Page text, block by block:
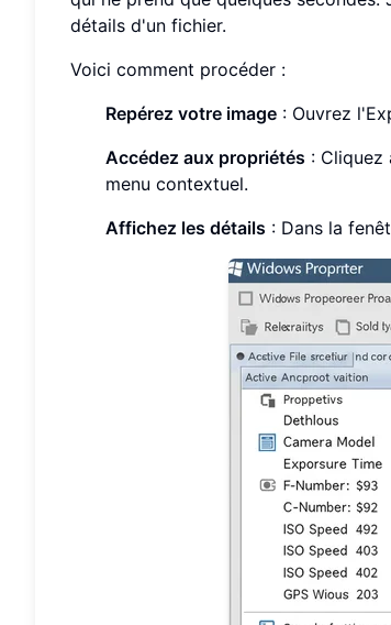
détails d'un fichier.
Voici comment procéder :
Repérez votre image : Ouvrez
Accédez aux propriétés : Cliquez
menu contextuel.
Affichez les détails : Dans la